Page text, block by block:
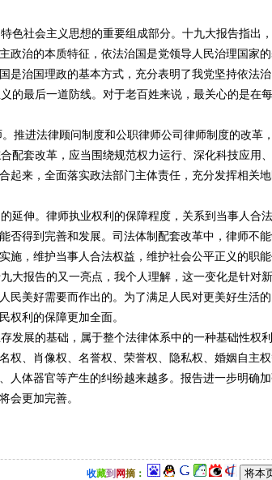
色社会主义思想的重要组成部分。十九大报告指出
政治的本质特征，依法治国是党领导人民治理国家
是治国理政的基本方式，充分表明了我党坚持依法治
的最后一道防线。对于老百姓来说，最关心的是在
推进法律顾问制度和公职律师公司律师制度的改革
配套改革，应当围绕规范权力运行、深化科技应用
起来，全面落实政法部门主体责任，充分发挥相关
延伸。律师执业权利的保障程度，关系到当事人合
否得到完善和发展。司法体制配套改革中，律师不
施，维护当事人合法权益，维护社会公平正义的职能
大报告的又一亮点，我个人理解，这一变化是针对
民美好需要而作出的。为了满足人民对更美好生活
权利的保障更加全面。
发展的基础，属于整个法律体系中的一种基础性权
权、肖像权、名誉权、荣誉权、隐私权、婚姻自主
人体器官等产生的纠纷越来越多。报告进一步明确
会更加完善。
收藏到 网摘：